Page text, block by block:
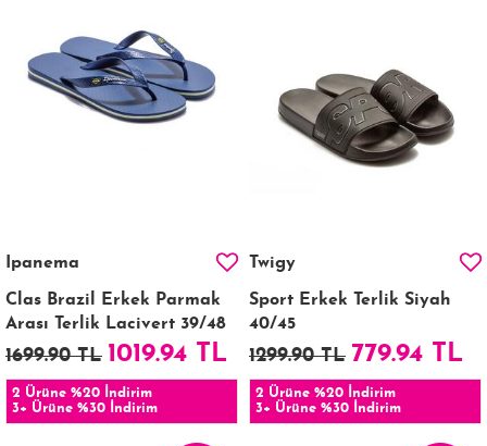
Ipanema
Clas Brazil Erkek Parmak
Arası Terlik Lacivert 39/48
1699.90 TL 1019.94 TL
2 Ürüne %20 İndirim
3+ Ürüne %30 İndirim
Twigy
Sport Erkek Terlik Siyah
40/45
1299.90 TL 779.94 TL
2 Ürüne %20 İndirim
3+ Ürüne %30 İndirim